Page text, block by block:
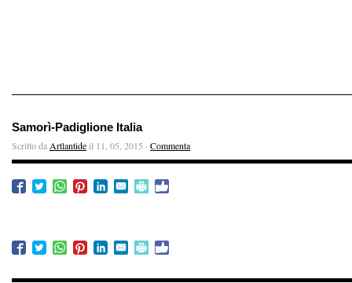
Samorì-Padiglione Italia
Scritto da Artlantideil 11, 05, 2015 · Commenta